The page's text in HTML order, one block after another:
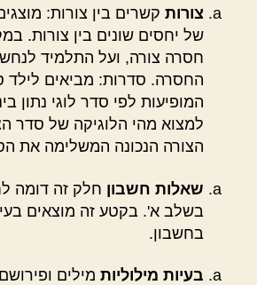
צורות קשרים בין צורות:
של יחסים שונים בין צורות.
חסרה צורה, ועל התלמיד
החסרה. סדרות: מביאים לילד
המופיעות לפי סדר לוגי נתון
למצוא מהי הלוגיקה של סדר
הצורה הנכונה המשלימה את
שאלות חשבון חלק זה דומה
בשלב א'. בקטע זה מוצאים
בחשבון.
בעיות מילוליות מילים